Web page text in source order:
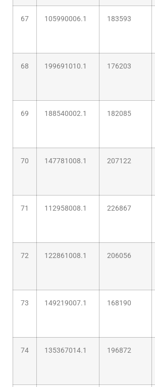
67 105990006.1 183593
68 199691010.1 176203
69 188540002.1 182085
70 147781008.1 207122
71 112958008.1 226867
72 122861008.1 206056
73 149219007.1 168190
74 135367014.1 196872